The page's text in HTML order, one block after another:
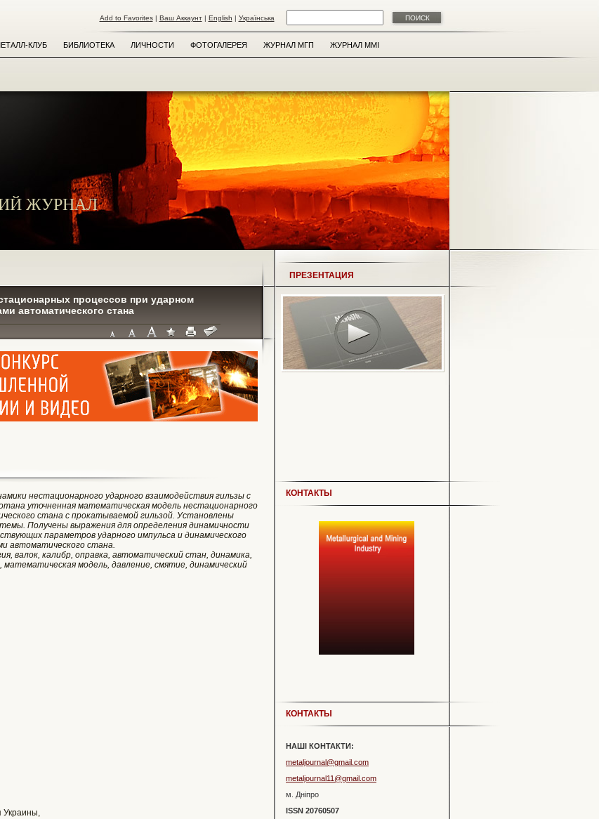
Add to Favorites | Ваш Аккаунт | English | Українська
КЛУБ БИБЛИОТЕКА ЛИЧНОСТИ ФОТОГАЛЕРЕЯ ЖУРНАЛ МГП ЖУРНАЛ MMI
ЖУРНАЛ
процессов при ударном
автоматического стана
нестационарного ударного взаимодействия гильзы с
уточненная математическая модель нестационарного
стана с прокатываемой гильзой. Установлены
Получены выражения для определения динамичности
параметров ударного импульса и динамического
автоматического стана.
валок, калибр, оправка, автоматический стан, динамика,
математическая модель, давление, смятие, динамический
Украины,
ПРЕЗЕНТАЦИЯ
КОНТАКТЫ
КОНТАКТЫ
НАШІ КОНТАКТИ:
metaljournal@gmail.com
metaljournal11@gmail.com
м. Дніпро
ISSN 20760507